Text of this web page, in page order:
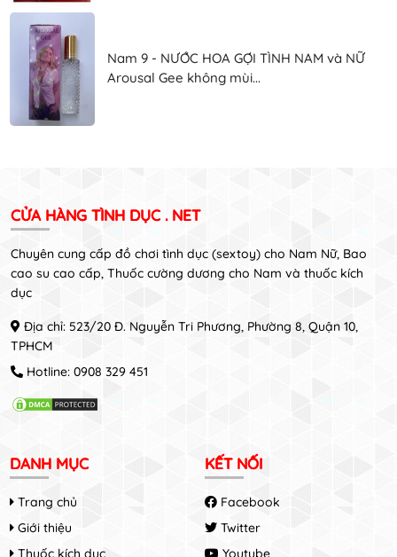
Nam 9 - NƯỚC HOA GỢI TÌNH NAM và NỮ
Arousal Gee không mùi...
CỬA HÀNG TÌNH DỤC . NET
Chuyên cung cấp đồ chơi tình dục (sextoy) cho Nam Nữ, Bao
cao su cao cấp, Thuốc cường dương cho Nam và thuốc kích
dục
Địa chỉ: 523/20 Đ. Nguyễn Tri Phương, Phường 8, Quận 10,
TPHCM
Hotline: 0908 329 451
DANH MỤC
Trang chủ
Giới thiệu
Thuốc kích dục
KẾT NỐI
Facebook
Twitter
Youtube